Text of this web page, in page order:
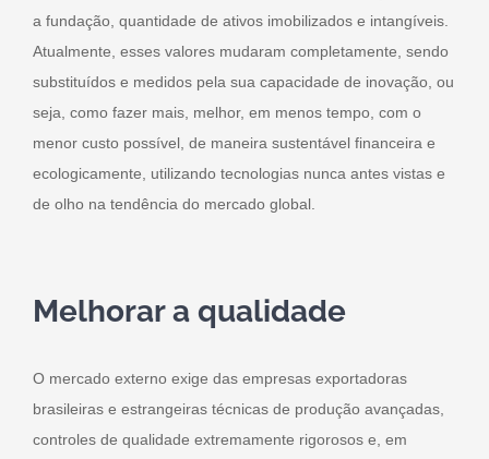
a fundação, quantidade de ativos imobilizados e intangíveis.
Atualmente, esses valores mudaram completamente, sendo
substituídos e medidos pela sua capacidade de inovação, ou
seja, como fazer mais, melhor, em menos tempo, com o
menor custo possível, de maneira sustentável financeira e
ecologicamente, utilizando tecnologias nunca antes vistas e
de olho na tendência do mercado global.
Melhorar a qualidade
O mercado externo exige das empresas exportadoras
brasileiras e estrangeiras técnicas de produção avançadas,
controles de qualidade extremamente rigorosos e, em